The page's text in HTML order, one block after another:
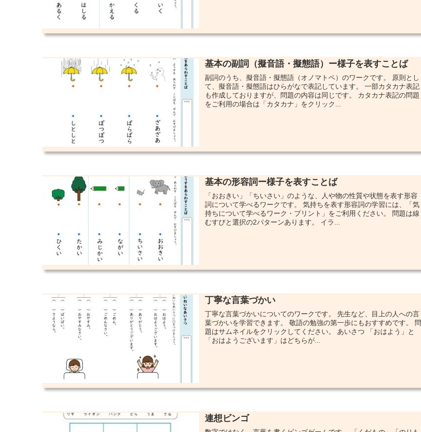
基本の副詞（擬音語・擬態語）ー様子を表すことば
副詞のうち、擬音語・擬態語（オノマトペ）のワークです。 原則とし
て、擬音語・擬態語はひらがなで表記しています。 一部カタカナ表記
も作成しておりますが、問題の内容は同じです。 カタカナ表記の問題
をご利用の場合は「カタカナ」をクリック...
基本の形容詞ー様子を表すことば
「おおきい」「ちいさい」のような、人や物の性質や状態を表す形容
詞について学べるワークです。 気持ちを表す形容詞の学習には、「気
持ちについて学べるワーク・プリント」をご利用ください。 問題は線
むすびと選択の2パターンあります。 イラ...
丁寧な言葉づかい
丁寧な言葉づかいについてのワークです。 先生など、目上の人への言
葉づかいを学習できます。 敬語の勉強の第一歩にもおすすめです。 問
題はサムネイルをクリックしてください。 あいさつ 「おはよう」と
「おはようございます」はどちらが...
連想ビンゴ